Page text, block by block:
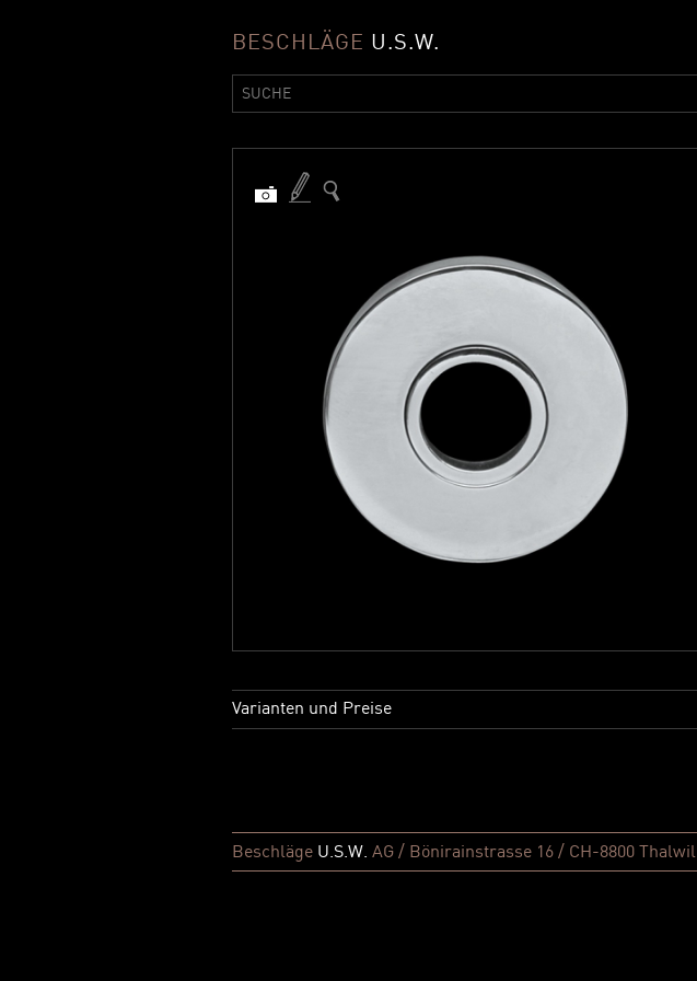
BESCHLÄGE U.S.W.
Varianten und Preise
Beschläge U.S.W. AG / Bönirainstrasse 16 / CH-8800 Thalwil